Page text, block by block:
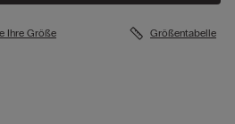
Ihre Größe Größentabelle